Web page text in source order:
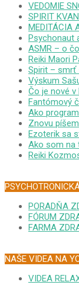
VEDOMIE
SPIRIT
MEDITÁCIA
Psychonaut
ASMR – o
Reiki Maori
Spirit – smrť
Výskum
Čo je nové v
Fantómový
Ako
Znovu
Ezoterik sa
Ako som na
Reiki
PORADŇA
FÓRUM
FARMA
NAŠE VIDEA NA
VIDEA